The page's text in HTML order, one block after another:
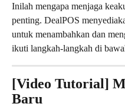
Inilah mengapa menjaga
penting. DealPOS
untuk menambahkan dan
ikuti langkah-langkah di
[Video Tutorial]
Baru